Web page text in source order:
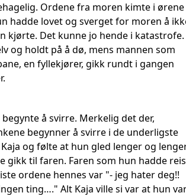
Ordene fra moren kimte i ørene
hadde lovet og sverget for moren å
kjørte. Det kunne jo hende i katastrofe.
og holdt på å dø, mens mannen som
en fyllekjører, gikk rundt i gangen
begynte å svirre. Merkelig det der,
begynner å svirre i de underligste
og følte at hun gled lenger og
gikk til faren. Faren som hun hadde
ordene hennes var "- jeg hater deg!!
ting…." Alt Kaja ville si var at hun